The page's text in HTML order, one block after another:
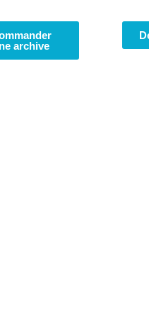
archive